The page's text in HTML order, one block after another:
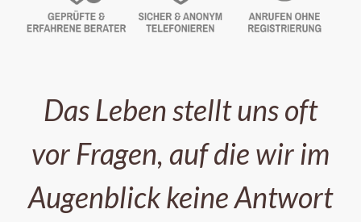
Das Leben stellt uns oft
vor Fragen, auf die wir im
Augenblick keine Antwort